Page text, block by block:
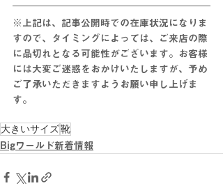
※上記は、記事公開時での在庫状況になりま
すので、タイミングによっては、ご来店の際
に品切れとなる可能性がございます。お客様
には大変ご迷惑をおかけいたしますが、予め
ご了承いただきますようお願い申し上げま
す。
大きいサイズ靴
Bigワールド新着情報